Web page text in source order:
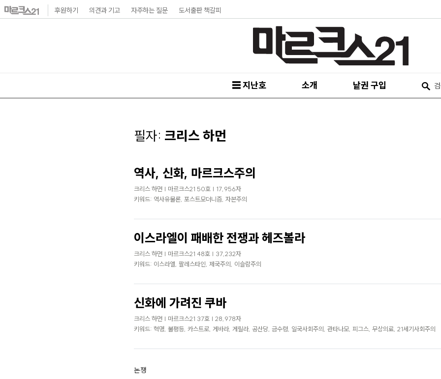
본
메
후원하기 의견과 기고 자주하는 질문 도서출판 책갈피
☰ 지난호 소개 낱권 구입
필자: 크리스 하먼
역사, 신화, 마르크스주의
크리스 하먼 | 마르크스21 50호 | 17,956자
키워드: 역사유물론, 포스트모더니즘, 자본주의
이스라엘이 패배한 전쟁과 헤즈볼라
크리스 하먼 | 마르크스21 48호 | 37,232자
키워드: 이스라엘, 팔레스타인, 제국주의, 이슬람주의
신화에 가려진 쿠바
크리스 하먼 | 마르크스21 37호 | 28,978자
키워드: 혁명, 불평등, 카스트로, 게바라, 게릴라, 공산당, 금수령, 일국사회주의, 관타나모, 피그스, 무상의료, 21세기사회주의
논쟁